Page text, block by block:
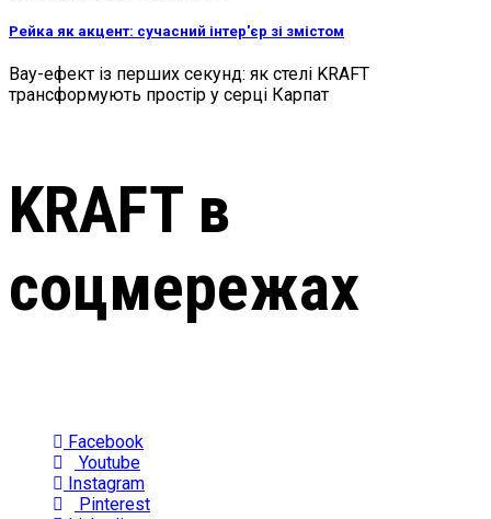
Рейка як акцент: сучасний інтер'єр зі змістом
Вау-ефект із перших секунд: як стелі KRAFT
трансформують простір у серці Карпат
KRAFT в
соцмережах
Facebook
Youtube
Instagram
Pinterest